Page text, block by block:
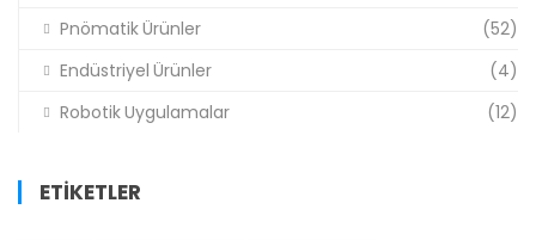
Pnömatik Ürünler
(52)
Endüstriyel Ürünler
(4)
Robotik Uygulamalar
(12)
ETIKETLER